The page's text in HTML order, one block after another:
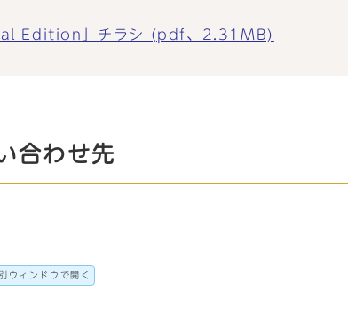
Edition」チラシ (pdf、2.31MB)
合わせ先
ウィンドウで開く